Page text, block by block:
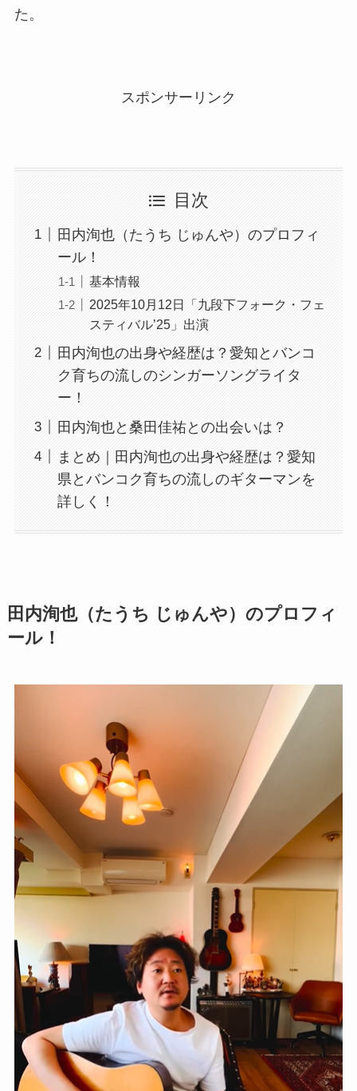
た。
スポンサーリンク
目次
田内洵也（たうち じゅんや）のプロフィ
ール！
基本情報
2025年10月12日「九段下フォーク・フェ
スティバル’25」出演
田内洵也の出身や経歴は？愛知とバンコ
ク育ちの流しのシンガーソングライタ
ー！
田内洵也と桑田佳祐との出会いは？
まとめ｜田内洵也の出身や経歴は？愛知
県とバンコク育ちの流しのギターマンを
詳しく！
田内洵也（たうち じゅんや）のプロフィ
ール！